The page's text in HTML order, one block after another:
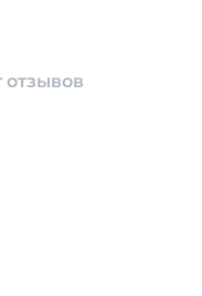
отзывов